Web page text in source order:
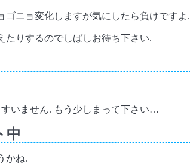
ゴニョ変化しますが気にしたら負けですよ.
たりするのでしばしお待ち下さい.
いません. もう少しまって下さい…
中
かね.